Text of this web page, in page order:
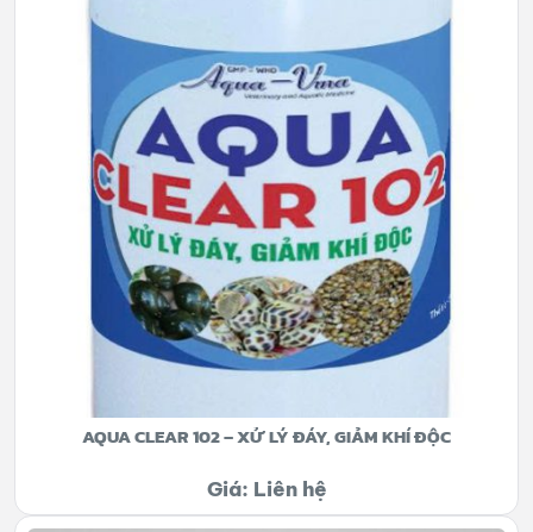
AQUA CLEAR 102 – XỬ LÝ ĐÁY, GIẢM KHÍ ĐỘC
Giá: Liên hệ